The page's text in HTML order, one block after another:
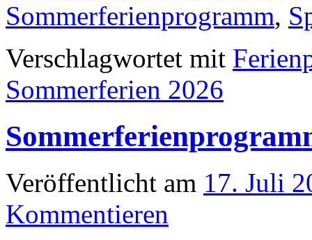
Sommerferienprogramm,
Verschlagwortet mit
Sommerferien 2026
Veröffentlicht am 17. Juli
Kommentieren